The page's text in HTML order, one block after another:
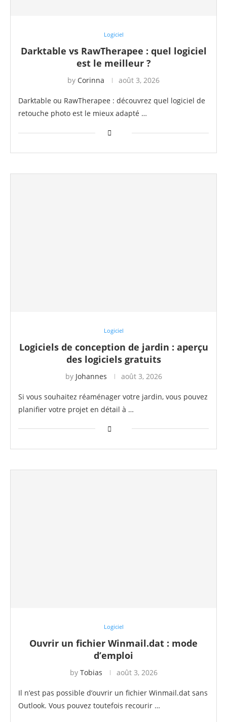
Logiciel
Darktable vs RawTherapee : quel logiciel
est le meilleur ?
by Corinna août 3, 2026
Darktable ou RawTherapee : découvrez quel logiciel de
retouche photo est le mieux adapté …
Logiciel
Logiciels de conception de jardin : aperçu
des logiciels gratuits
by Johannes août 3, 2026
Si vous souhaitez réaménager votre jardin, vous pouvez
planifier votre projet en détail à …
Logiciel
Ouvrir un fichier Winmail.dat : mode
d’emploi
by Tobias août 3, 2026
Il n’est pas possible d’ouvrir un fichier Winmail.dat sans
Outlook. Vous pouvez toutefois recourir …